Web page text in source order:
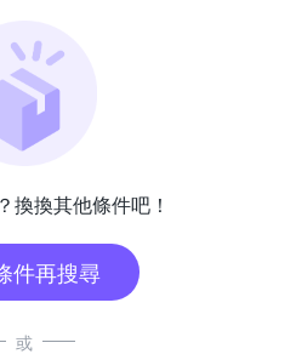
換換其他條件吧！
件再搜尋
或